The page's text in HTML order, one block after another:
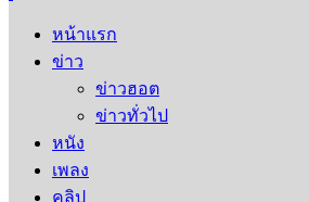
หน้าแรก
ข่าว
ข่าวฮอต
ข่าวทั่วไป
หนัง
เพลง
คลิป